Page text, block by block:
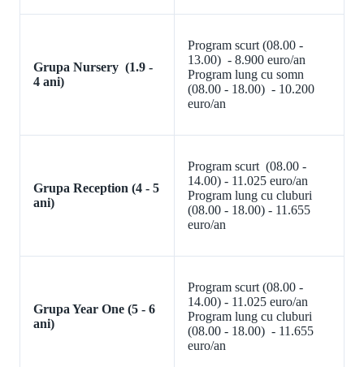
Grupa Nursery (1.9 -
4 ani)
Program scurt (08.00 -
13.00) - 8.900 euro/an
Program lung cu somn
(08.00 - 18.00) - 10.200
euro/an
Grupa Reception (4 - 5
ani)
Program scurt (08.00 -
14.00) - 11.025 euro/an
Program lung cu cluburi
(08.00 - 18.00) - 11.655
euro/an
Grupa Year One (5 - 6
ani)
Program scurt (08.00 -
14.00) - 11.025 euro/an
Program lung cu cluburi
(08.00 - 18.00) - 11.655
euro/an